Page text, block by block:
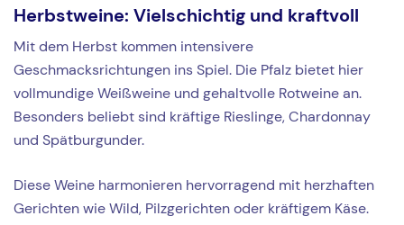
Herbstweine: Vielschichtig und kraftvoll
Mit dem Herbst kommen intensivere
Geschmacksrichtungen ins Spiel. Die Pfalz bietet hier
vollmundige Weißweine und gehaltvolle Rotweine an.
Besonders beliebt sind kräftige Rieslinge, Chardonnay
und Spätburgunder.
Diese Weine harmonieren hervorragend mit herzhaften
Gerichten wie Wild, Pilzgerichten oder kräftigem Käse.